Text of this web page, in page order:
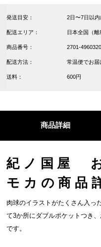
発送目安： 2日〜7日以内
配送エリア： 日本全国（離
商品番号： 2701-
配送方法： 常温便でお届
送料： 600円
商品詳細
紀ノ国屋
モカの商品
肉球のイラストがたくさん入っ
て3か所にダブルポケットつき
です。